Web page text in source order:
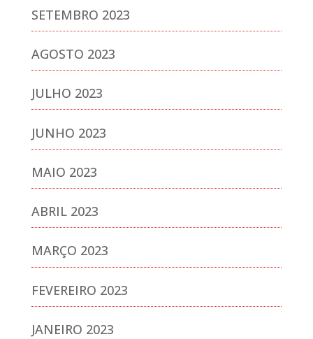
SETEMBRO 2023
AGOSTO 2023
JULHO 2023
JUNHO 2023
MAIO 2023
ABRIL 2023
MARÇO 2023
FEVEREIRO 2023
JANEIRO 2023